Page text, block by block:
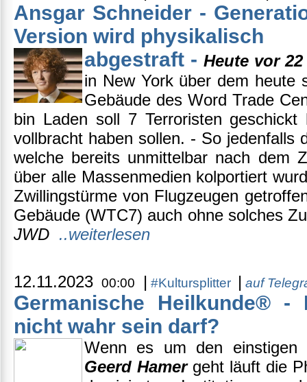
Ansgar Schneider -
Version wird physikalisch
abgestraft - Heute vor
in New York über dem heute
Gebäude des Word Trade
bin Laden soll 7 Terroristen
vollbracht haben sollen. - So jedenfalls
welche bereits unmittelbar nach dem
über alle Massenmedien kolportiert
Zwillingstürme von Flugzeugen
Gebäude (WTC7) auch ohne solches
JWD ..weiterlesen
12.11.2023 00:00 | #Kultursplitter | auf
Germanische Heilkunde®
nicht wahr sein darf?
Wenn es um den einstigen
Geerd Hamer geht läuft die